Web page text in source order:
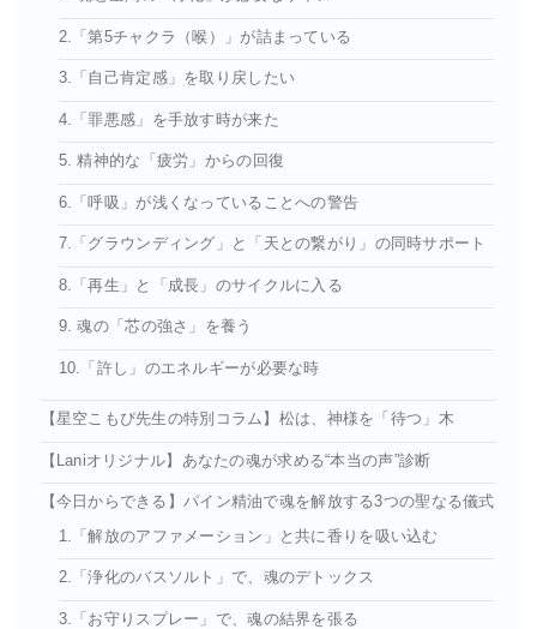
2.「第5チャクラ（喉）」が詰まっている
3.「自己肯定感」を取り戻したい
4.「罪悪感」を手放す時が来た
5. 精神的な「疲労」からの回復
6.「呼吸」が浅くなっていることへの警告
7.「グラウンディング」と「天との繋がり」の同時サポート
8.「再生」と「成長」のサイクルに入る
9. 魂の「芯の強さ」を養う
10.「許し」のエネルギーが必要な時
【星空こもぴ先生の特別コラム】松は、神様を「待つ」木
【Laniオリジナル】あなたの魂が求める“本当の声”診断
【今日からできる】パイン精油で魂を解放する3つの聖なる儀式
1.「解放のアファメーション」と共に香りを吸い込む
2.「浄化のバスソルト」で、魂のデトックス
3.「お守りスプレー」で、魂の結界を張る